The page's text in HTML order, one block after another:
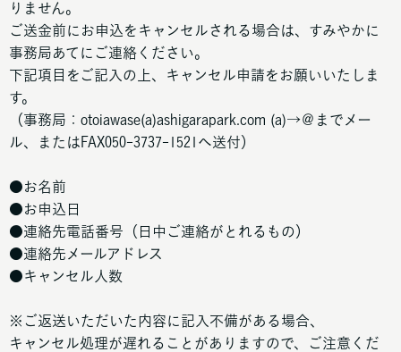
りません。
ご送金前にお申込をキャンセルされる場合は、すみやかに
事務局あてにご連絡ください。
下記項目をご記入の上、キャンセル申請をお願いいたしま
す。
（事務局：otoiawase(a)ashigarapark.com (a)→＠までメー
ル、またはFAX050-3737-1521へ送付）
●お名前
●お申込日
●連絡先電話番号（日中ご連絡がとれるもの）
●連絡先メールアドレス
●キャンセル人数
※ご返送いただいた内容に記入不備がある場合、
キャンセル処理が遅れることがありますので、ご注意くだ